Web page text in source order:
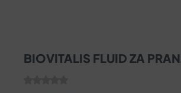
BIOVITALIS FLUID ZA